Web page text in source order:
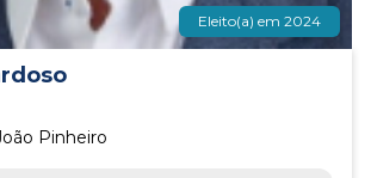
Eleito(a) em 2024
Pinheiro